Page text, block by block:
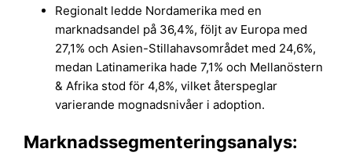
Regionalt ledde Nordamerika med en
marknadsandel på 36,4%, följt av Europa med
27,1% och Asien-Stillahavsområdet med 24,6%,
medan Latinamerika hade 7,1% och Mellanöstern
& Afrika stod för 4,8%, vilket återspeglar
varierande mognadsnivåer i adoption.
Marknadssegmenteringsanalys: